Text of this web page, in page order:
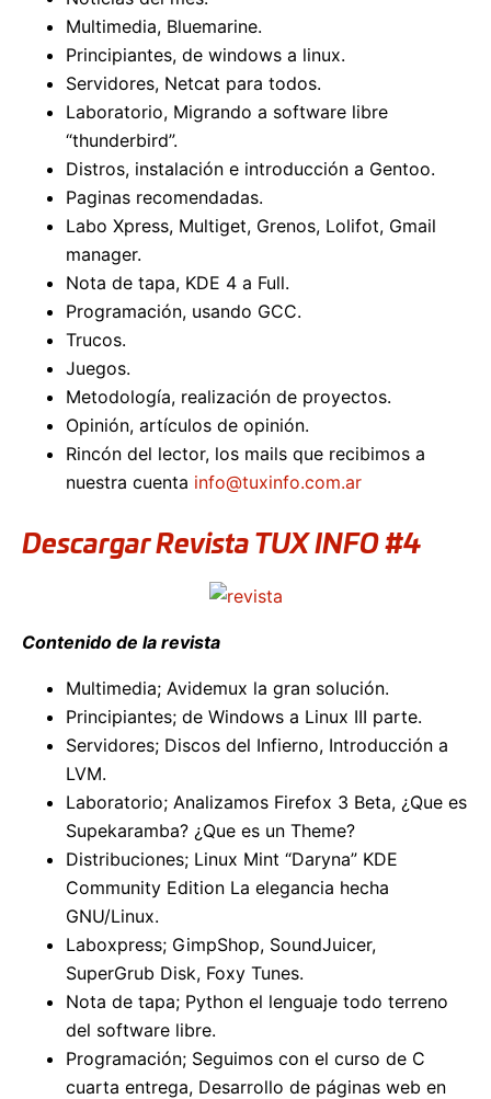
Multimedia, Bluemarine.
Principiantes, de windows a linux.
Servidores, Netcat para todos.
Laboratorio, Migrando a software libre
“thunderbird”.
Distros, instalación e introducción a Gentoo.
Paginas recomendadas.
Labo Xpress, Multiget, Grenos, Lolifot, Gmail
manager.
Nota de tapa, KDE 4 a Full.
Programación, usando GCC.
Trucos.
Juegos.
Metodología, realización de proyectos.
Opinión, artículos de opinión.
Rincón del lector, los mails que recibimos a
nuestra cuenta info@tuxinfo.com.ar
Descargar Revista TUX INFO #4
Contenido de la revista
Multimedia; Avidemux la gran solución.
Principiantes; de Windows a Linux III parte.
Servidores; Discos del Infierno, Introducción a
LVM.
Laboratorio; Analizamos Firefox 3 Beta, ¿Que es
Supekaramba? ¿Que es un Theme?
Distribuciones; Linux Mint “Daryna” KDE
Community Edition La elegancia hecha
GNU/Linux.
Laboxpress; GimpShop, SoundJuicer,
SuperGrub Disk, Foxy Tunes.
Nota de tapa; Python el lenguaje todo terreno
del software libre.
Programación; Seguimos con el curso de C
cuarta entrega, Desarrollo de páginas web en